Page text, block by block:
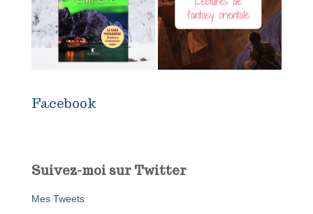
Facebook
Suivez-moi sur Twitter
Mes Tweets